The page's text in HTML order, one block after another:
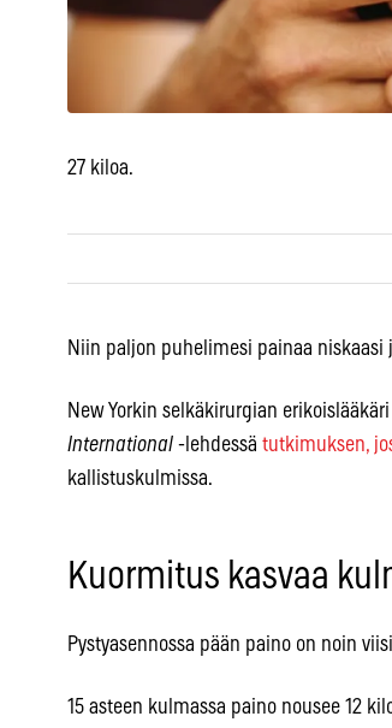
27 kiloa.
Niin paljon puhelimesi painaa niskaasi
New Yorkin selkäkirurgian erikoislääkäri
International -lehdessä tutkimuksen,
kallistuskulmissa.
Kuormitus kasvaa
Pystyasennossa pään paino on noin
15 asteen kulmassa paino nousee 12